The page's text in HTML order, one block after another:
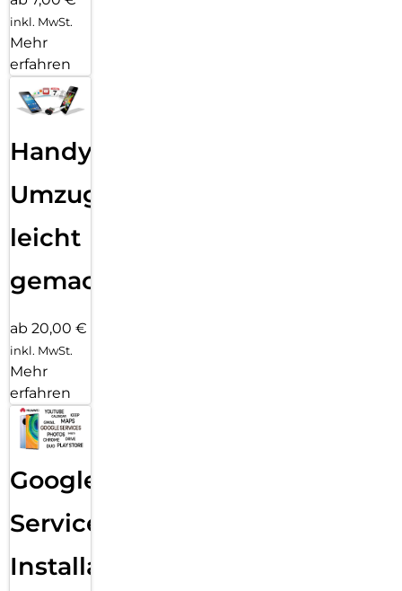
inkl. MwSt.
Mehr
erfahren
Handy
Umzug
leicht
gemacht!
ab 20,00 €
inkl. MwSt.
Mehr
erfahren
Google
Services
Installation